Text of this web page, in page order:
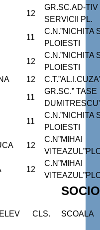
12
GR.SC.AD-TIV
SERVICII PL.
11
C.N.”NICHITA
PLOIESTI
12
C.N.”NICHITA
PLOIESTI
12
11
GR.SC.” TASE
11
C.N.”NICHITA
PLOIESTI
12
C.N”MIHAI
12
C.N”MIHAI
CLS. SCOALA